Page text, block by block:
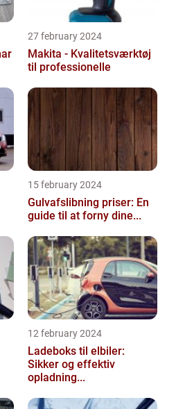
27 february 2024
Makita - Kvalitetsværktøj
til professionelle
15 february 2024
Gulvafslibning priser: En
guide til at forny dine...
12 february 2024
Ladeboks til elbiler:
Sikker og effektiv
opladning...